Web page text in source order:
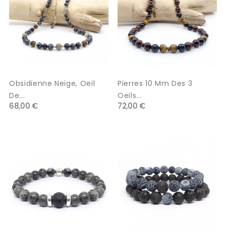
Obsidienne Neige, Oeil
De...
68,00 €
Pierres 10 Mm Des 3
Oeils...
72,00 €